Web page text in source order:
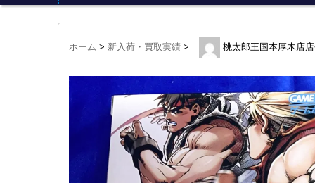
ホーム > 新入荷・買取実績 > 桃太郎王国本厚木店